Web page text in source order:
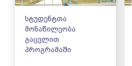
სტუდენტთა
მონაწილეობა
გაცვლით
პროგრამაში